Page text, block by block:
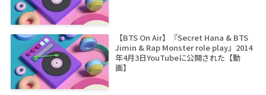
【BTS On Air】『Secret Hana & BTS
Jimin & Rap Monster role play』2014
年4月3日YouTubeに公開された【動
画】